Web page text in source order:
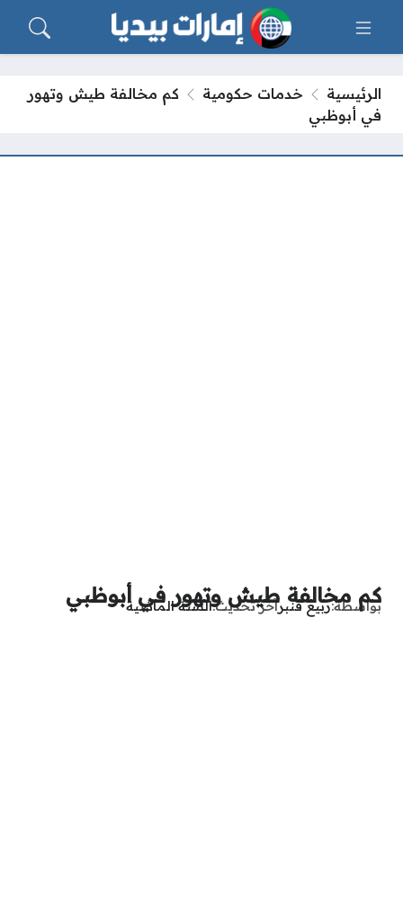
الرئيسية خدمات حكومية
كم مخالفة طيش وتهور
في أبوظبي
كم مخالفة طيش وتهور في أبوظبي
بواسطةربيع قنبرآخر تحديثالسنة الماضية